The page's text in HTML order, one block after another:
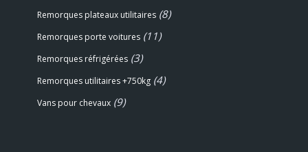
Remorques plateaux utilitaires (8)
Remorques porte voitures (11)
Remorques réfrigérées (3)
Remorques utilitaires +750kg (4)
Vans pour chevaux (9)